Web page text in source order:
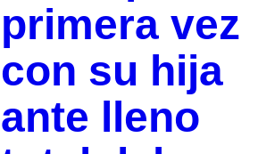
primera vez
con su hija
ante lleno